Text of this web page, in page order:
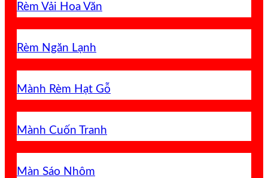
Rèm Vải Hoa Văn
Rèm Ngăn Lạnh
Mành Rèm Hạt Gỗ
Mành Cuốn Tranh
Màn Sáo Nhôm